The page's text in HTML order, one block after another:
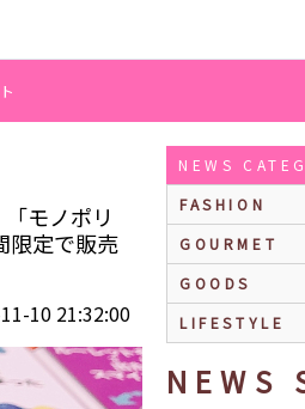
ノポリー」「はぁって言うゲーム」な
モノポリ
限定で販売
10 21:32:00
NEWS
FASHION
GOURMET
GOODS
LIFESTYLE
NEWS